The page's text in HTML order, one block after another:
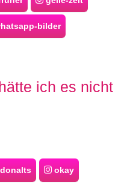
bilder
ich es nicht
okay